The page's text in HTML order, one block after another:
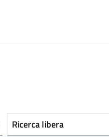
Ricerca libera